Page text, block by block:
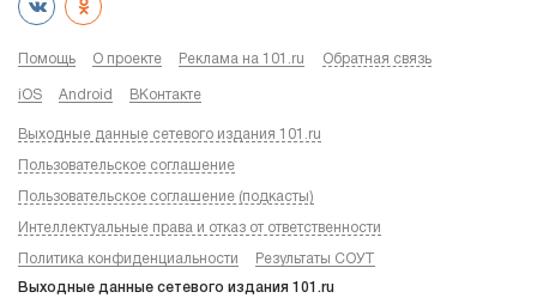
Помощь О проекте Реклама на 101.ru Обратная связь
iOS Android ВКонтакте
Выходные данные сетевого издания 101.ru
Пользовательское соглашение
Пользовательское соглашение (подкасты)
Интеллектуальные права и отказ от ответственности
Политика конфиденциальности Результаты СОУТ
Выходные данные сетевого издания 101.ru